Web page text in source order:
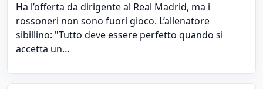
Ha l’offerta da dirigente al Real Madrid, ma i
rossoneri non sono fuori gioco. L’allenatore
sibillino: "Tutto deve essere perfetto quando si
accetta un…